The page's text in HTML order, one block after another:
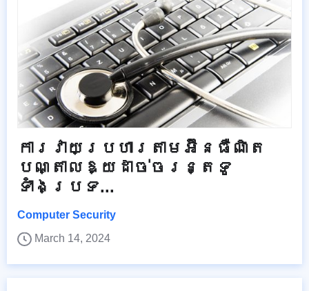
ការវាយប្រហារតាមអ៊ីនធឺណិត
បណ្តាលឱ្យដាច់ចរន្តទូ
ទាំងប្រទ...
Computer Security
March 14, 2024